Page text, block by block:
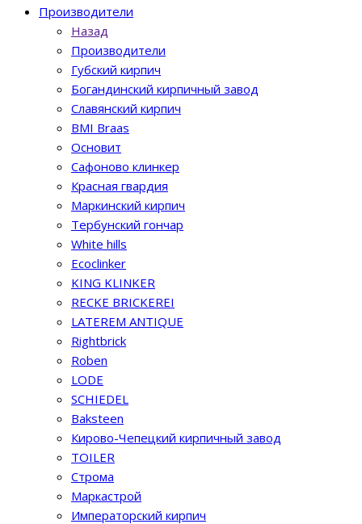
Производители
Назад
Производители
Губский кирпич
Богандинский кирпичный завод
Славянский кирпич
BMI Braas
Основит
Сафоново клинкер
Красная гвардия
Маркинский кирпич
Тербунский гончар
White hills
Ecoclinker
KING KLINKER
RECKE BRICKEREI
LATEREM ANTIQUE
Rightbrick
Roben
LODE
SCHIEDEL
Baksteen
Кирово-Чепецкий кирпичный завод
TOILER
Строма
Маркастрой
Императорский кирпич